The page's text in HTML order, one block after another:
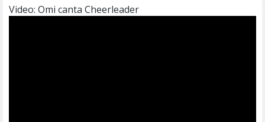
Video: Omi canta Cheerleader